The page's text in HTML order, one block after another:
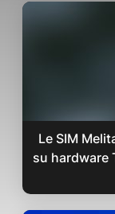
Le SIM
su hardware